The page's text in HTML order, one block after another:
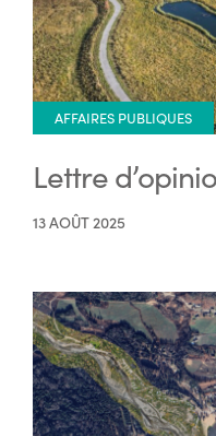
AFFAIRES PUBLIQUES
Lettre
13 AOÛT 2025